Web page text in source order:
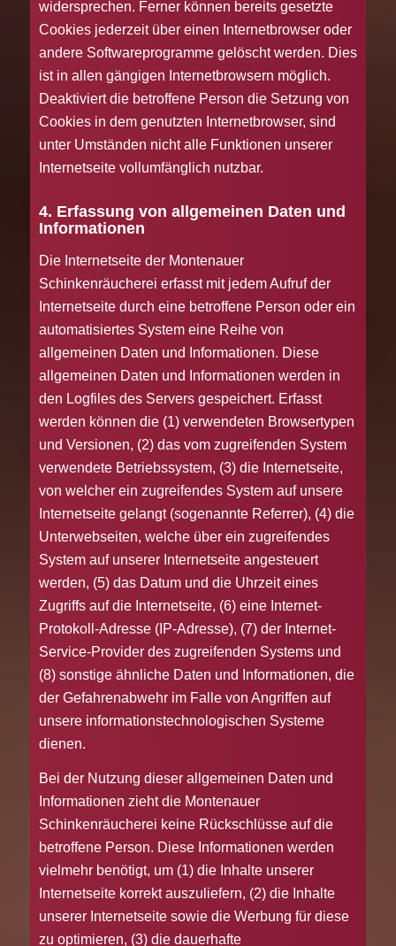
widersprechen. Ferner können bereits gesetzte
Cookies jederzeit über einen Internetbrowser oder
andere Softwareprogramme gelöscht werden. Dies
ist in allen gängigen Internetbrowsern möglich.
Deaktiviert die betroffene Person die Setzung von
Cookies in dem genutzten Internetbrowser, sind
unter Umständen nicht alle Funktionen unserer
Internetseite vollumfänglich nutzbar.
4. Erfassung von allgemeinen Daten und
Informationen
Die Internetseite der Montenauer
Schinkenräucherei erfasst mit jedem Aufruf der
Internetseite durch eine betroffene Person oder ein
automatisiertes System eine Reihe von
allgemeinen Daten und Informationen. Diese
allgemeinen Daten und Informationen werden in
den Logfiles des Servers gespeichert. Erfasst
werden können die (1) verwendeten Browsertypen
und Versionen, (2) das vom zugreifenden System
verwendete Betriebssystem, (3) die Internetseite,
von welcher ein zugreifendes System auf unsere
Internetseite gelangt (sogenannte Referrer), (4) die
Unterwebseiten, welche über ein zugreifendes
System auf unserer Internetseite angesteuert
werden, (5) das Datum und die Uhrzeit eines
Zugriffs auf die Internetseite, (6) eine Internet-
Protokoll-Adresse (IP-Adresse), (7) der Internet-
Service-Provider des zugreifenden Systems und
(8) sonstige ähnliche Daten und Informationen, die
der Gefahrenabwehr im Falle von Angriffen auf
unsere informationstechnologischen Systeme
dienen.
Bei der Nutzung dieser allgemeinen Daten und
Informationen zieht die Montenauer
Schinkenräucherei keine Rückschlüsse auf die
betroffene Person. Diese Informationen werden
vielmehr benötigt, um (1) die Inhalte unserer
Internetseite korrekt auszuliefern, (2) die Inhalte
unserer Internetseite sowie die Werbung für diese
zu optimieren, (3) die dauerhafte